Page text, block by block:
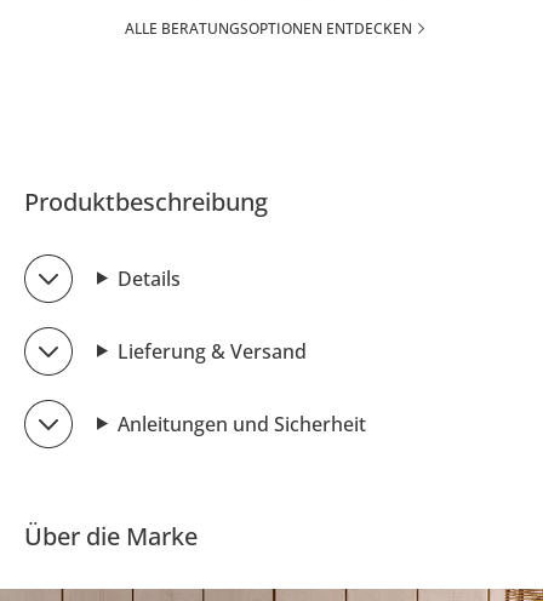
ALLE BERATUNGSOPTIONEN ENTDECKEN
Produktbeschreibung
Details
Lieferung & Versand
Anleitungen und Sicherheit
Über die Marke